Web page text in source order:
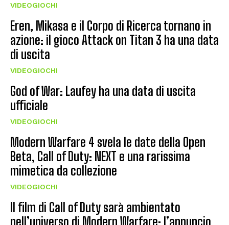
VIDEOGIOCHI
Eren, Mikasa e il Corpo di Ricerca tornano in
azione: il gioco Attack on Titan 3 ha una data
di uscita
VIDEOGIOCHI
God of War: Laufey ha una data di uscita
ufficiale
VIDEOGIOCHI
Modern Warfare 4 svela le date della Open
Beta, Call of Duty: NEXT e una rarissima
mimetica da collezione
VIDEOGIOCHI
Il film di Call of Duty sarà ambientato
nell’universo di Modern Warfare: l’annuncio